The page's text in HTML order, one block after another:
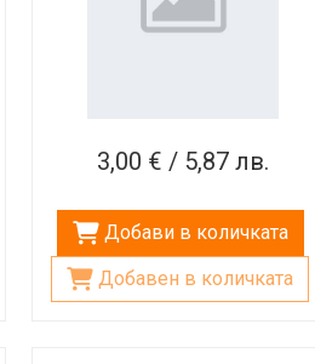
3,00 € / 5,87 лв.
Добави в количката
Добавен в количката